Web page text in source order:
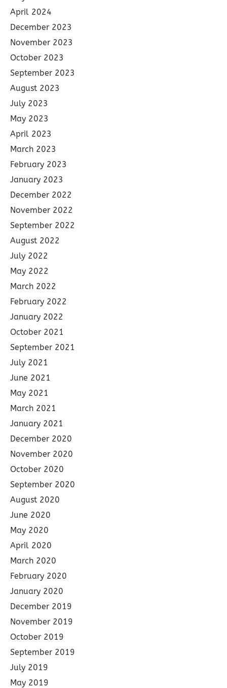
April 2024
December 2023
November 2023
October 2023
September 2023
August 2023
July 2023
May 2023
April 2023
March 2023
February 2023
January 2023
December 2022
November 2022
September 2022
August 2022
July 2022
May 2022
March 2022
February 2022
January 2022
October 2021
September 2021
July 2021
June 2021
May 2021
March 2021
January 2021
December 2020
November 2020
October 2020
September 2020
August 2020
June 2020
May 2020
April 2020
March 2020
February 2020
January 2020
December 2019
November 2019
October 2019
September 2019
July 2019
May 2019